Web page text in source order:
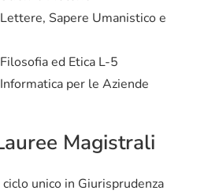
Sapere Umanistico e
ed Etica L-5
per le Aziende
Magistrali
unico in Giurisprudenza